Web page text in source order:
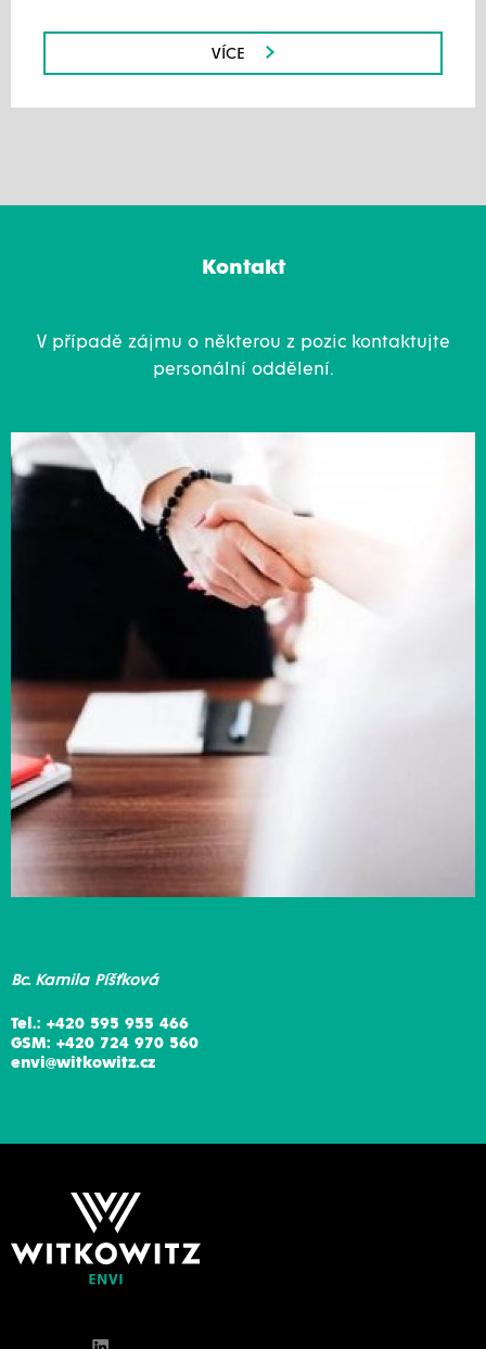
VÍCE
Kontakt
V případě zájmu o některou z pozic kontaktujte
personální oddělení.
Bc. Kamila Píšťková
Tel.: +420 595 955 466
GSM: +420 724 970 560
envi@witkowitz.cz